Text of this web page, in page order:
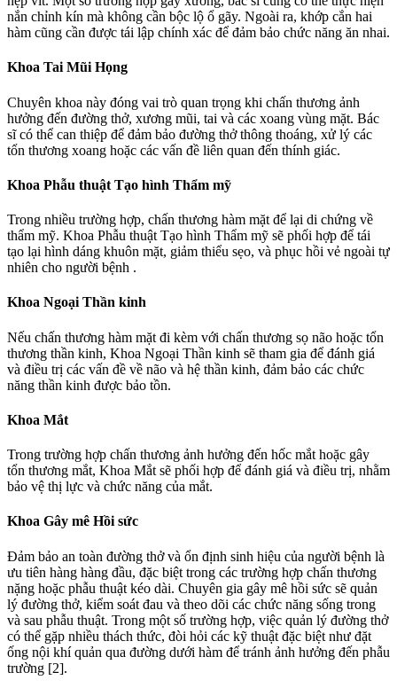
nắn chỉnh kín mà không cần bộc lộ ổ gãy. Ngoài ra, khớp cắn hai
hàm cũng cần được tái lập chính xác để đảm bảo chức năng ăn nhai.
Khoa Tai Mũi Họng
Chuyên khoa này đóng vai trò quan trọng khi chấn thương ảnh
hưởng đến đường thở, xương mũi, tai và các xoang vùng mặt. Bác
sĩ có thể can thiệp để đảm bảo đường thở thông thoáng, xử lý các
tổn thương xoang hoặc các vấn đề liên quan đến thính giác.
Khoa Phẫu thuật Tạo hình Thẩm mỹ
Trong nhiều trường hợp, chấn thương hàm mặt để lại di chứng về
thẩm mỹ. Khoa Phẫu thuật Tạo hình Thẩm mỹ sẽ phối hợp để tái
tạo lại hình dáng khuôn mặt, giảm thiểu sẹo, và phục hồi vẻ ngoài tự
nhiên cho người bệnh .
Khoa Ngoại Thần kinh
Nếu chấn thương hàm mặt đi kèm với chấn thương sọ não hoặc tổn
thương thần kinh, Khoa Ngoại Thần kinh sẽ tham gia để đánh giá
và điều trị các vấn đề về não và hệ thần kinh, đảm bảo các chức
năng thần kinh được bảo tồn.
Khoa Mắt
Trong trường hợp chấn thương ảnh hưởng đến hốc mắt hoặc gây
tổn thương mắt, Khoa Mắt sẽ phối hợp để đánh giá và điều trị, nhằm
bảo vệ thị lực và chức năng của mắt.
Khoa Gây mê Hồi sức
Đảm bảo an toàn đường thở và ổn định sinh hiệu của người bệnh là
ưu tiên hàng hàng đầu, đặc biệt trong các trường hợp chấn thương
nặng hoặc phẫu thuật kéo dài. Chuyên gia gây mê hồi sức sẽ quản
lý đường thở, kiểm soát đau và theo dõi các chức năng sống trong
và sau phẫu thuật. Trong một số trường hợp, việc quản lý đường thở
có thể gặp nhiều thách thức, đòi hỏi các kỹ thuật đặc biệt như đặt
ống nội khí quản qua đường dưới hàm để tránh ảnh hưởng đến phẫu
trường [2].